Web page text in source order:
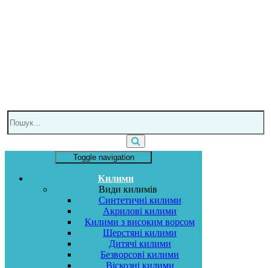
Toggle navigation
Килими
Види килимів
Синтетичні килими
Акрилові килими
Килими з високим ворсом
Шерстяні килими
Дитячі килими
Безворсові килими
Віскозні килими